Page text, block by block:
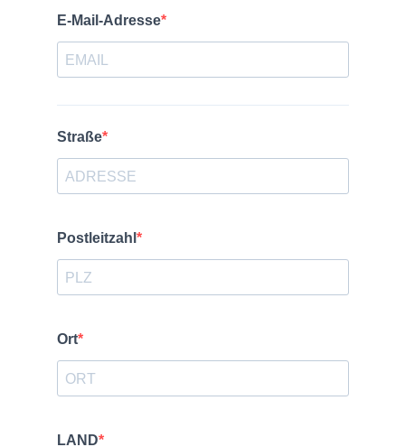
Home
Technologie
Unternehmen